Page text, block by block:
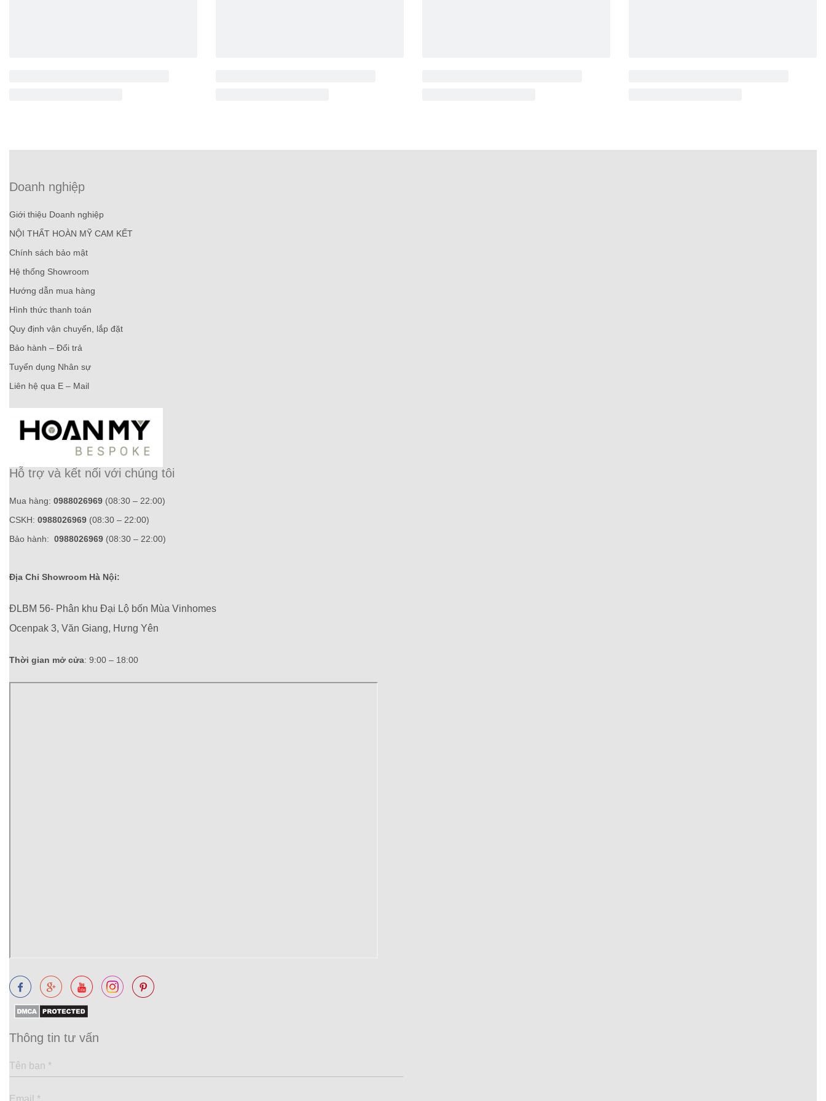
Doanh nghiệp
Giới thiệu Doanh nghiệp
NỘI THẤT HOÀN MỸ CAM KẾT
Chính sách bảo mật
Hệ thống Showroom
Hướng dẫn mua hàng
Hình thức thanh toán
Quy định vận chuyển, lắp đặt
Bảo hành – Đổi trả
Tuyển dụng Nhân sự
Liên hệ qua E – Mail
Hỗ trợ và kết nối với chúng tôi
Mua hàng: 0988026969 (08:30 – 22:00)
CSKH: 0988026969 (08:30 – 22:00)
Bảo hành: 0988026969 (08:30 – 22:00)
Địa Chỉ Showroom Hà Nội:
ĐLBM 56- Phân khu Đại Lộ bốn Mùa Vinhomes
Ocenpak 3, Văn Giang, Hưng Yên
Thời gian mở cửa: 9:00 – 18:00
Thông tin tư vấn